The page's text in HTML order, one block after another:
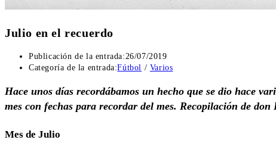
Julio en el recuerdo
Publicación de la entrada:26/07/2019
Categoría de la entrada:Fútbol / Varios
Hace unos días recordábamos un hecho que se dio hace
mes con fechas para recordar del mes. Recopilación de
Mes de Julio